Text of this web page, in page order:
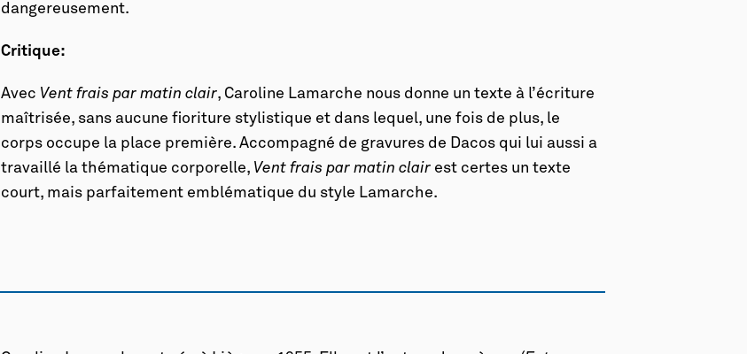
dangereusement.
Critique:
Avec Vent frais par matin clair, Caroline Lamarche nous donne un texte à l’écriture
maîtrisée, sans aucune fioriture stylistique et dans lequel, une fois de plus, le
corps occupe la place première. Accompagné de gravures de Dacos qui lui aussi a
travaillé la thématique corporelle, Vent frais par matin clair est certes un texte
court, mais parfaitement emblématique du style Lamarche.